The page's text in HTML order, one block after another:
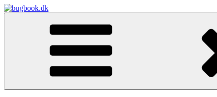
Skip
to